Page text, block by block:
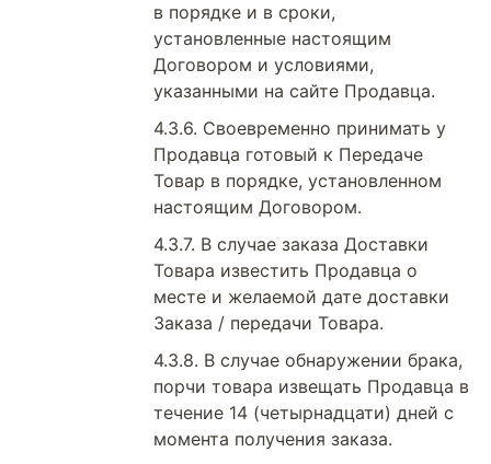
в порядке и в сроки,
установленные настоящим
Договором и условиями,
указанными на сайте Продавца.
Своевременно принимать у
Продавца готовый к Передаче
Товар в порядке, установленном
настоящим Договором.
В случае заказа Доставки
Товара известить Продавца о
месте и желаемой дате доставки
Заказа / передачи Товара.
В случае обнаружении брака,
порчи товара извещать Продавца в
течение 14 (четырнадцати) дней с
момента получения заказа.